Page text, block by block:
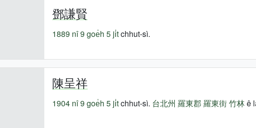
鄧謙賢
1889 nî9 goe̍h 5 ji̍tchhut-sì.
陳呈祥
1904 nî9 goe̍h 5 ji̍tchhut-sì. 台北州 羅東郡 羅東街竹林ê